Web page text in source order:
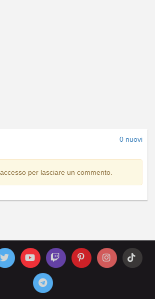
0 nuovi
per lasciare un commento.